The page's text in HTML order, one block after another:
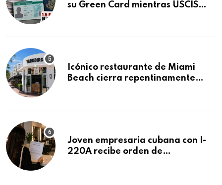
su Green Card mientras USCIS
Icónico restaurante de Miami
Beach cierra repentinamente
Joven empresaria cubana con I-
220A recibe orden de